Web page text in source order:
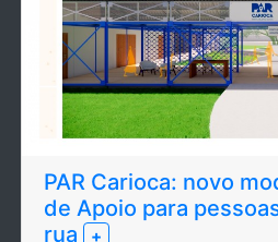
PAR Carioca: novo
de Apoio para
rua
+